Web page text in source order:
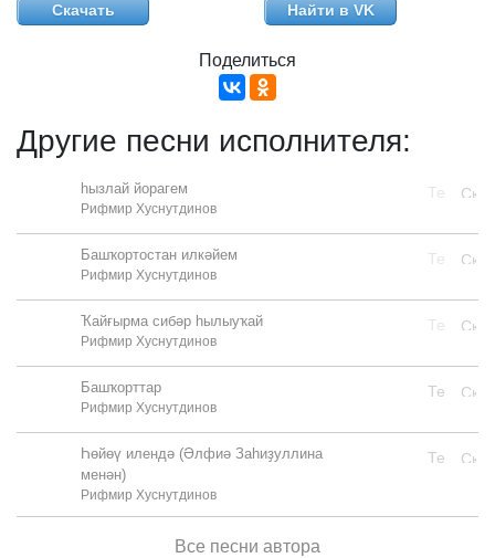
Скачать Найти в VK
Поделиться
Другие песни исполнителя:
hызлай йорагем
Рифмир Хуснутдинов
Башҡортостан илкәйем
Рифмир Хуснутдинов
Ҡайғырма сибәр һылыуҡай
Рифмир Хуснутдинов
Башҡорттар
Рифмир Хуснутдинов
Һөйөү илендә (Әлфиә Заһиҙуллина
менән)
Рифмир Хуснутдинов
Все песни автора